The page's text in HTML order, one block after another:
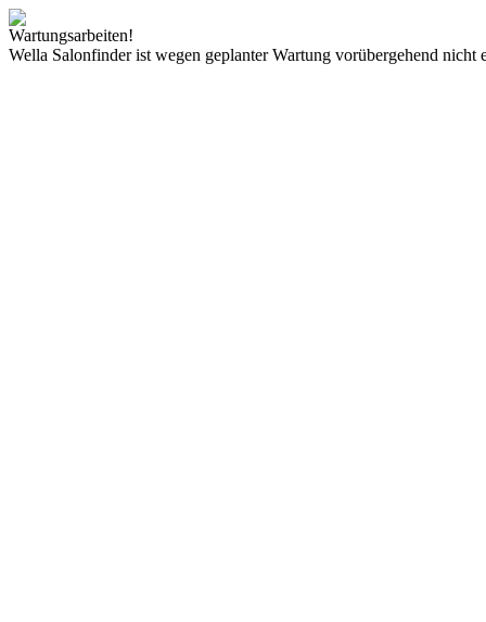
Wartungsarbeiten!
Wella Salonfinder ist wegen geplanter Wartung vorübergehend